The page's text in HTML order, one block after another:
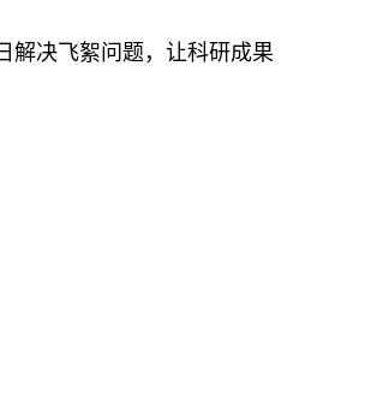
决飞絮问题，让科研成果